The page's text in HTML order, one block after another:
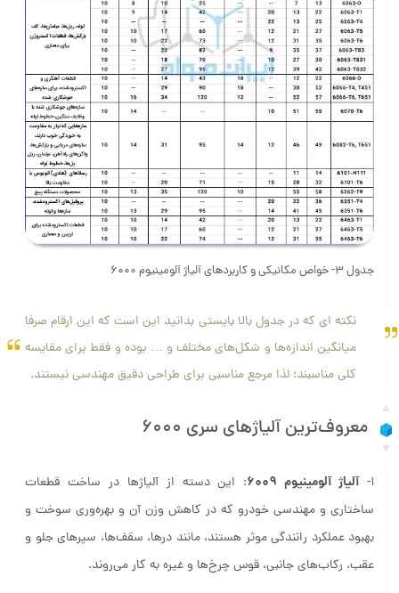
جدول 3- خواص مکانیکی و کاربردهای آلیاژ آلومینیوم 6000
نکته ای که در جدول بالا بایستی بدانید این است که این ارقام صرفا
میانگین اندازه‌ها و شکل‌های مختلف و … بوده و فقط برای مقایسه
کلی مناسبند؛ لذا مرجع مناسبی برای طراحی دقیق مهندسی نیستند.
معروف‌ترین آلیاژهای سری 6000
1- آلیاژ آلومینیوم 6009
: این دسته از آلیاژها در ساخت قطعات
ساختاری و مهندسی خودرو که در کاهش وزن آن و بهره‌وری سوخت و
بهبود عملکرد رانندگی موثر هستند، مانند درها، سقف‌ها، سپرهای جلو و
عقب، رکاب‌های جانبی، قوس چرخ‌ها و غیره به کار می‌روند.